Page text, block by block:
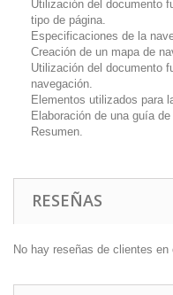
Utilización del documento
tipo de página.
Especificaciones de la
Creación de un mapa de
Utilización del documento
navegación.
Elementos utilizados para
Elaboración de una guía
Resumen.
RESEÑAS
No hay reseñas de clientes en